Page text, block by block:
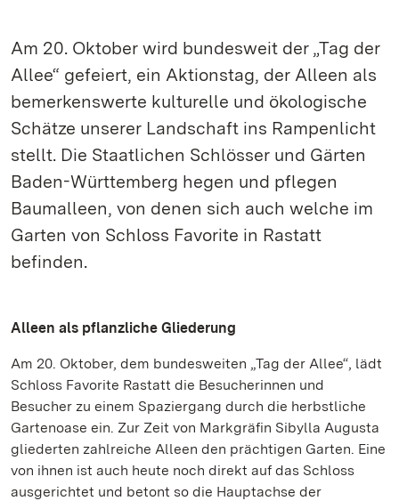
Am 20. Oktober wird bundesweit der „Tag der
Allee“ gefeiert, ein Aktionstag, der Alleen als
bemerkenswerte kulturelle und ökologische
Schätze unserer Landschaft ins Rampenlicht
stellt. Die Staatlichen Schlösser und Gärten
Baden-Württemberg hegen und pflegen
Baumalleen, von denen sich auch welche im
Garten von Schloss Favorite in Rastatt
befinden.
Alleen als pflanzliche Gliederung
Am 20. Oktober, dem bundesweiten „Tag der Allee“, lädt
Schloss Favorite Rastatt die Besucherinnen und
Besucher zu einem Spaziergang durch die herbstliche
Gartenoase ein. Zur Zeit von Markgräfin Sibylla Augusta
gliederten zahlreiche Alleen den prächtigen Garten. Eine
von ihnen ist auch heute noch direkt auf das Schloss
ausgerichtet und betont so die Hauptachse der